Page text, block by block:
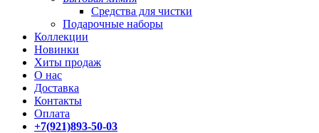
Средства для чистки
Подарочные наборы
Коллекции
Новинки
Хиты продаж
О нас
Доставка
Контакты
Оплата
+7(921)893-50-03